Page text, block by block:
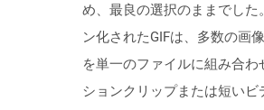
め、最良の選択のままでした
ン化されたGIFは、多数の画
を単一のファイルに組み合わ
ションクリップまたは短いビ